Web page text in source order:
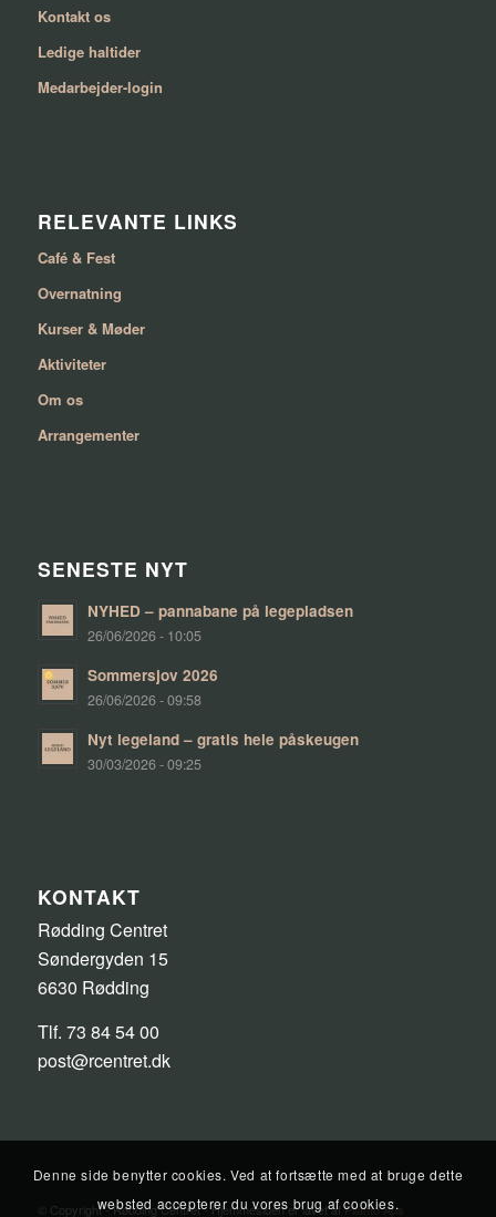
Kontakt os
Ledige haltider
Medarbejder-login
RELEVANTE LINKS
Café & Fest
Overnatning
Kurser & Møder
Aktiviteter
Om os
Arrangementer
SENESTE NYT
NYHED – pannabane på legepladsen
26/06/2026 - 10:05
Sommersjov 2026
26/06/2026 - 09:58
Nyt legeland – gratis hele påskeugen
30/03/2026 - 09:25
KONTAKT
Rødding Centret
Søndergyden 15
6630 Rødding
Tlf. 73 84 54 00
post@rcentret.dk
© Copyright - Rødding Centret - Hjemmesiden er lavet afPilanto Aps
Denne side benytter cookies. Ved at fortsætte med at bruge dette
websted accepterer du vores brug af cookies.